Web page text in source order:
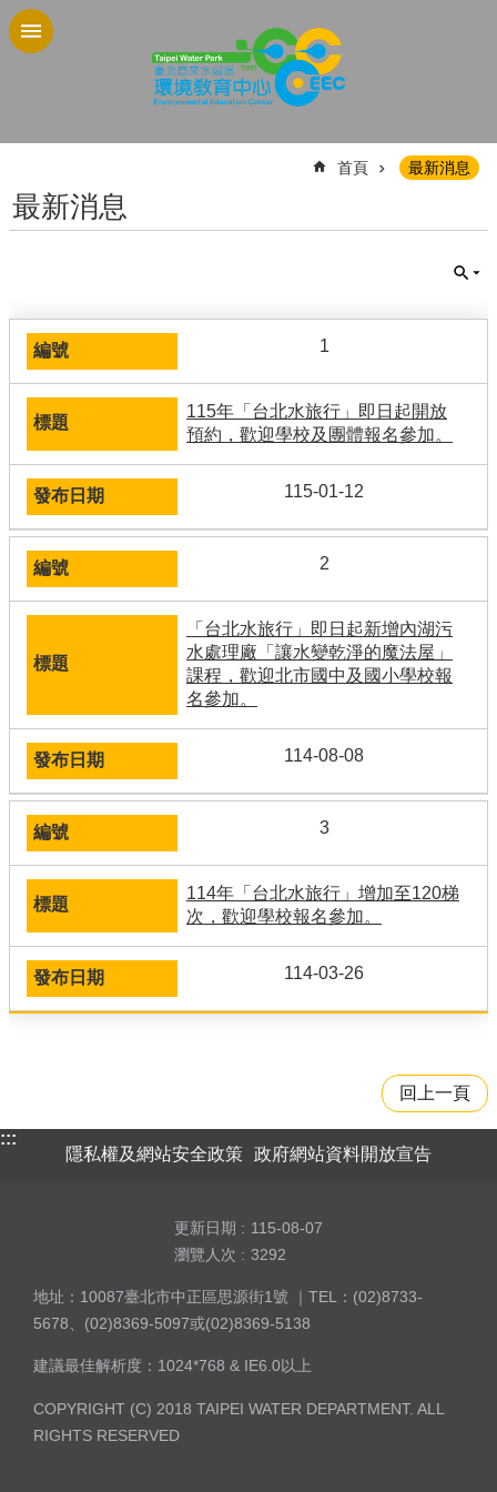
跳到主要內容區塊
首頁 最新消息
最新消息
1
115年「台北水旅行」即日起開放
預約，歡迎學校及團體報名參加。
115-01-12
2
「台北水旅行」即日起新增內湖污
水處理廠「讓水變乾淨的魔法屋」
課程，歡迎北市國中及國小學校報
名參加。
114-08-08
3
114年「台北水旅行」增加至120梯
次，歡迎學校報名參加。
114-03-26
回上一頁
:::
隱私權及網站安全政策 政府網站資料開放宣告
更新日期
115-08-07
瀏覽人次
3292
地址：10087臺北市中正區思源街1號 ｜TEL：(02)8733-
5678、(02)8369-5097或(02)8369-5138
建議最佳解析度：1024*768 & IE6.0以上
COPYRIGHT (C) 2018 TAIPEI WATER DEPARTMENT. ALL
RIGHTS RESERVED